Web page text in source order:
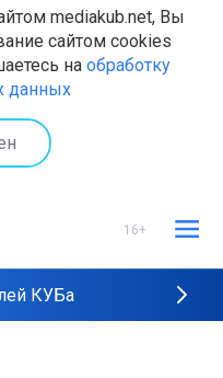
mediakub.net, Вы
сайтом cookies
на обработку
данных
16+
КУБа